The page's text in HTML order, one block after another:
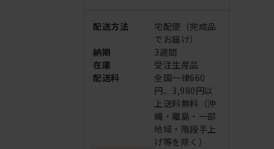
配送方法
宅配便（完成品
でお届け）
納期
3週間
在庫
受注生産品
配送料
全国一律660
円、3,980円以
上送料無料（沖
縄・離島・一部
地域・階段手上
げ等を除く）